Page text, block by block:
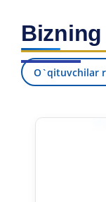
O`qituvchilar